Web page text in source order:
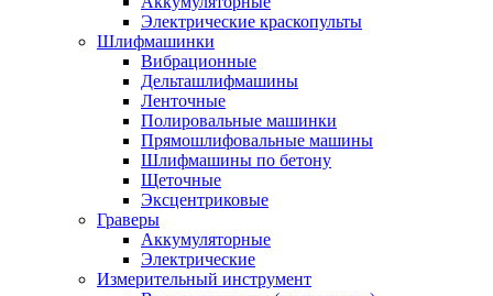
Электрические краскопульты
Шлифмашинки
Вибрационные
Дельташлифмашины
Ленточные
Полировальные машинки
Прямошлифовальные машины
Шлифмашины по бетону
Щеточные
Эксцентриковые
Граверы
Аккумуляторные
Электрические
Измерительный инструмент